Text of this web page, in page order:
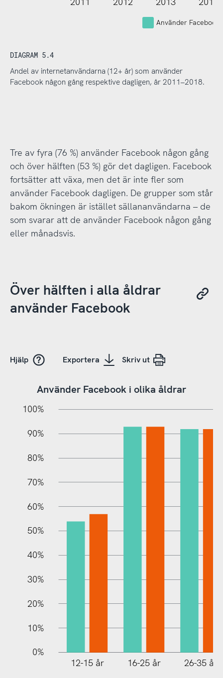
Använder Facebook
DIAGRAM 5.4
Andel av internetanvändarna (12+ år) som använder
Facebook någon gång respektive dagligen, år 2011–2018.
Tre av fyra (76 %) använder Facebook någon gång
och över hälften (53 %) gör det dagligen. Facebook
fortsätter att växa, men det är inte fler som
använder Facebook dagligen. De grupper som står
bakom ökningen är istället sällananvändarna – de
som svarar att de använder Facebook någon gång
eller månadsvis.
Över hälften i alla åldrar
använder Facebook
Hjälp Exportera Skriv ut
Använder Facebook i olika åldrar
10%
100%
90%
80%
70%
60%
50%
40%
30%
20%
10%
0%
12-15 år 16-25 år 26-35 år